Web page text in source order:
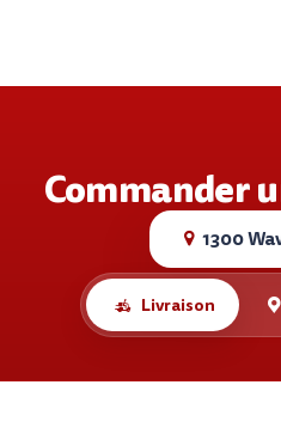
Commander
1300
Livraison